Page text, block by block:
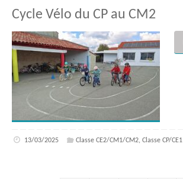
Cycle Vélo du CP au CM2
13/03/2025 Classe CE2/CM1/CM2,Classe CP/CE1